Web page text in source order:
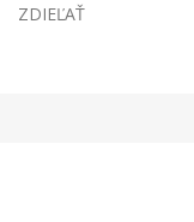
ZDIEĽAŤ